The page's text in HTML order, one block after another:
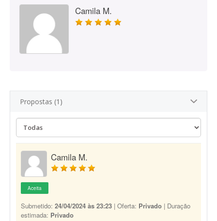
Camila M.
Propostas (1)
Camila M.
Aceita
Submetido: 24/04/2024 às 23:23 | Oferta: Privado | Duração
estimada: Privado